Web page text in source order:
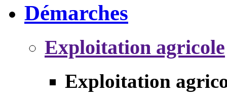
Démarches
Exploitation agricole
Exploitation